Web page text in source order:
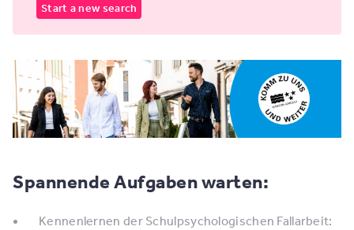
Start a new search
Spannende Aufgaben warten:
Kennenlernen der Schulpsychologischen Fallarbeit: